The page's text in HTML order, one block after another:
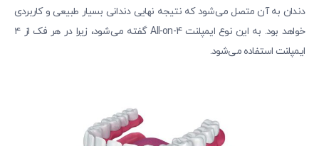
دندان به آن متصل می‌شود که نتیجه نهایی دندانی بسیار طبیعی و کاربردی
خواهد بود. به این نوع ایمپلنت All-on-4 گفته می‌شود، زیرا در هر فک از ۴
ایمپلنت استفاده می‌شود.